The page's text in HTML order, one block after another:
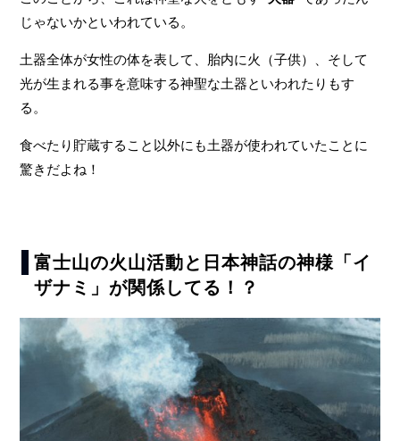
じゃないかといわれている。
土器全体が女性の体を表して、胎内に火（子供）、そして
光が生まれる事を意味する神聖な土器といわれたりもす
る。
食べたり貯蔵すること以外にも土器が使われていたことに
驚きだよね！
富士山の火山活動と日本神話の神様「イ
ザナミ」が関係してる！？